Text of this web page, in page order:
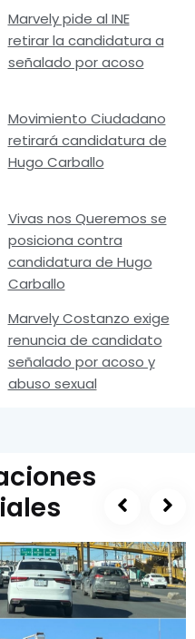
Marvely pide al INE
retirar la candidatura a
señalado por acoso
Movimiento Ciudadano
retirará candidatura de
Hugo Carballo
Vivas nos Queremos se
posiciona contra
candidatura de Hugo
Carballo
Marvely Costanzo exige
renuncia de candidato
señalado por acoso y
abuso sexual